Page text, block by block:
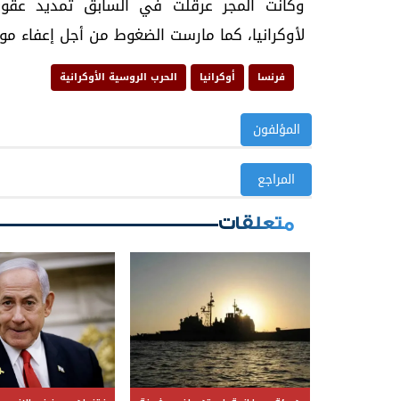
وكانت المجر عرقلت في السابق تمديد
لأوكرانيا، كما مارست الضغوط من أجل إعفاء
فرنسا أوكرانيا الحرب الروسية الأوكرانية
المؤلفون
المراجع
متعلقات